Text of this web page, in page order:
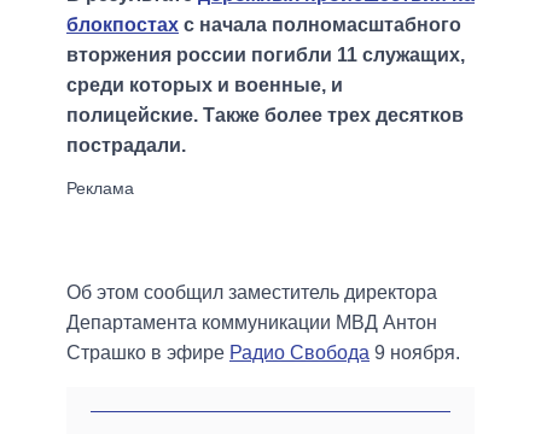
блокпостах с начала полномасштабного
вторжения россии погибли 11 служащих,
среди которых и военные, и
полицейские. Также более трех десятков
пострадали.
Об этом сообщил заместитель директора
Департамента коммуникации МВД Антон
Страшко в эфире Радио Свобода 9 ноября.